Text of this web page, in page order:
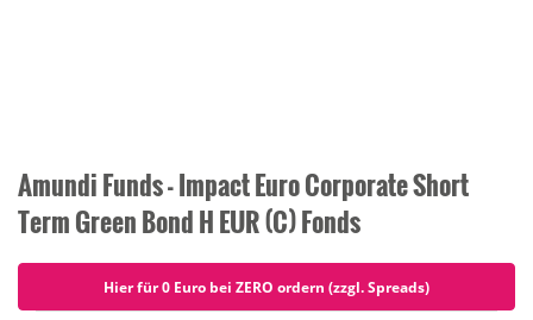
Amundi Funds - Impact Euro Corporate Short
Term Green Bond H EUR (C) Fonds
Hier für 0 Euro bei ZERO ordern (zzgl. Spreads)